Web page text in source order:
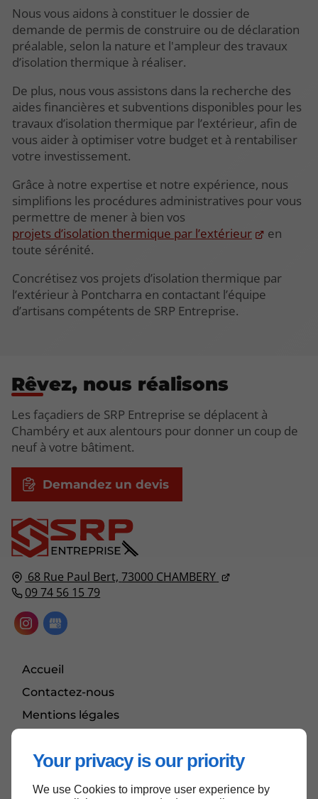
Your privacy is our priority
We use Cookies to improve user experience by
Nous vous aidons à constituer le dossier de
demande de permis de construire ou de déclaration
préalable, selon la nature et l'ampleur des travaux
d’isolation thermique à réaliser.
De plus, nous vous assistons dans la recherche des
aides financières et subventions disponibles pour les
travaux d’isolation thermique par l’extérieur, afin de
vous aider à optimiser votre budget et à rentabiliser
votre investissement.
Grâce à notre expertise et notre expérience, nous
simplifions les procédures administratives pour vous
permettre de mener à bien vos
projets d’isolation thermique par l’extérieur
en
toute sérénité.
Concrétisez vos projets d’isolation thermique par
l’extérieur à Pontcharra en contactant l’équipe
d’artisans compétents de SRP Entreprise.
68 Rue Paul Bert, 73000 CHAMBERY
09 74 56 15 79
Accueil
Contactez-nous
Mentions légales
Rêvez, nous réalisons
Les façadiers de SRP Entreprise se déplacent à
Chambéry et aux alentours pour donner un coup de
neuf à votre bâtiment.
Demandez un devis